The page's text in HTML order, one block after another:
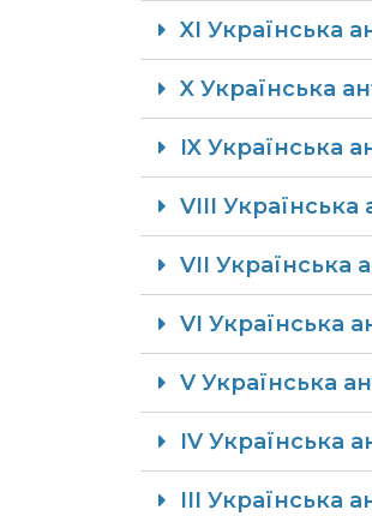
XI Українська
X Українська
IX Українська
​​VIII Українська
VII Українська
VI Українська
V Українська
IV Українська
III Українська